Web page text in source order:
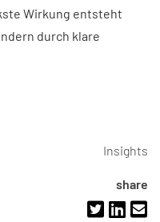
Wirkung entsteht
durch klare
Insights
share